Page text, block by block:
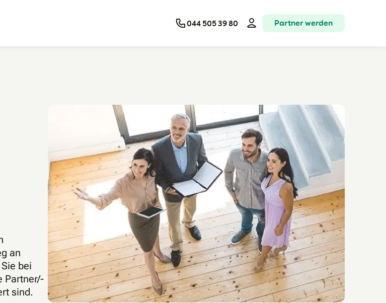
044 505 39 80 Partner werden
an
bei
Partner/-
sind.